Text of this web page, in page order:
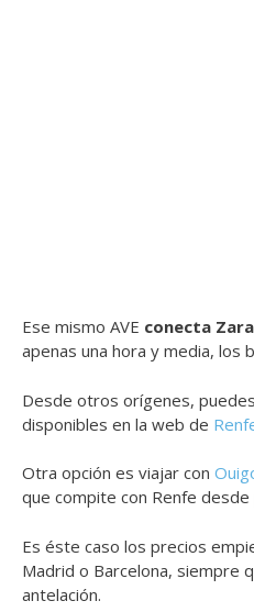
Ese mismo AVE conecta
apenas una hora y media, los
Desde otros orígenes,
disponibles en la web de
Otra opción es viajar con
que compite con Renfe
Es éste caso los precios
Madrid o Barcelona, siempre
antelación.